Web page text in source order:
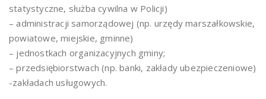
statystyczne, służba cywilna w Policji)
– administracji samorządowej (np. urzędy marszałkowskie,
powiatowe, miejskie, gminne)
– jednostkach organizacyjnych gminy;
– przedsiębiorstwach (np. banki, zakłady ubezpieczeniowe)
-zakładach usługowych.